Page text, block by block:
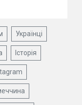
Українці
Історія